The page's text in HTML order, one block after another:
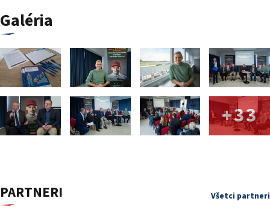
Galéria
+33
PARTNERI Všetci partneri